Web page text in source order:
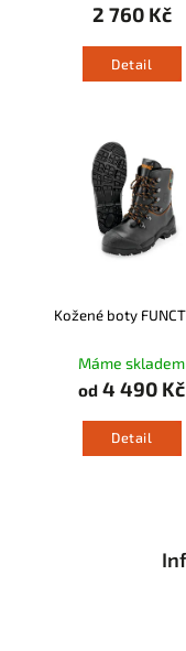
2 760 Kč
Detail
Kožené boty
Máme skladem
od 4 490 Kč
Detail